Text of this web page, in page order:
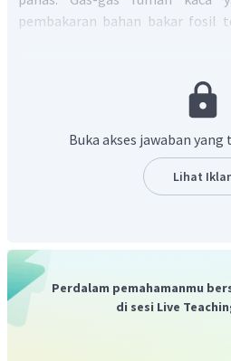
pembakaran bahan bakar fosil
ke permukaan bumi dan
tertahannya panas matahari
atmosfer yang menahan panas
peningkatan suhu Bumi.
Buka akses jawaban
Lihat
Perdalam pemahamanmu
di sesi Live